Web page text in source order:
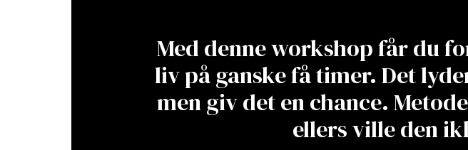
Med denne workshop får du
liv på ganske få timer. Det
men giv det en chance.
ellers ville den